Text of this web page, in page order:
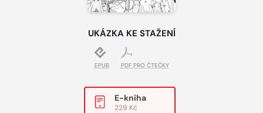
UKÁZKA KE STAŽENÍ
EPUB PDF PRO ČTEČKY
E-kniha
229 Kč